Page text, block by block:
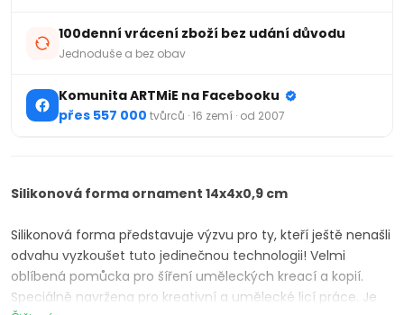
100denní vrácení zboží bez udání důvodu
Jednoduše a bez obav
Komunita ARTMiE na Facebooku
přes 557 000 tvůrců · 16 zemí · od 2007
Silikonová forma ornament 14x4x0,9 cm
Silikonová forma představuje výzvu pro ty, kteří ještě nenašli
odvahu vyzkoušet tuto jedinečnou technologii! Velmi
oblíbená pomůcka pro šíření uměleckých kreací a kopií.
Speciálně navržena pro kreativní a umělecké licí práce. Je